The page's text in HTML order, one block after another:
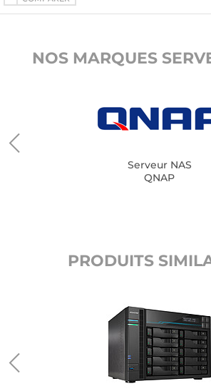
NOS MARQUES
Serveur NAS
QNAP
PRODUITS